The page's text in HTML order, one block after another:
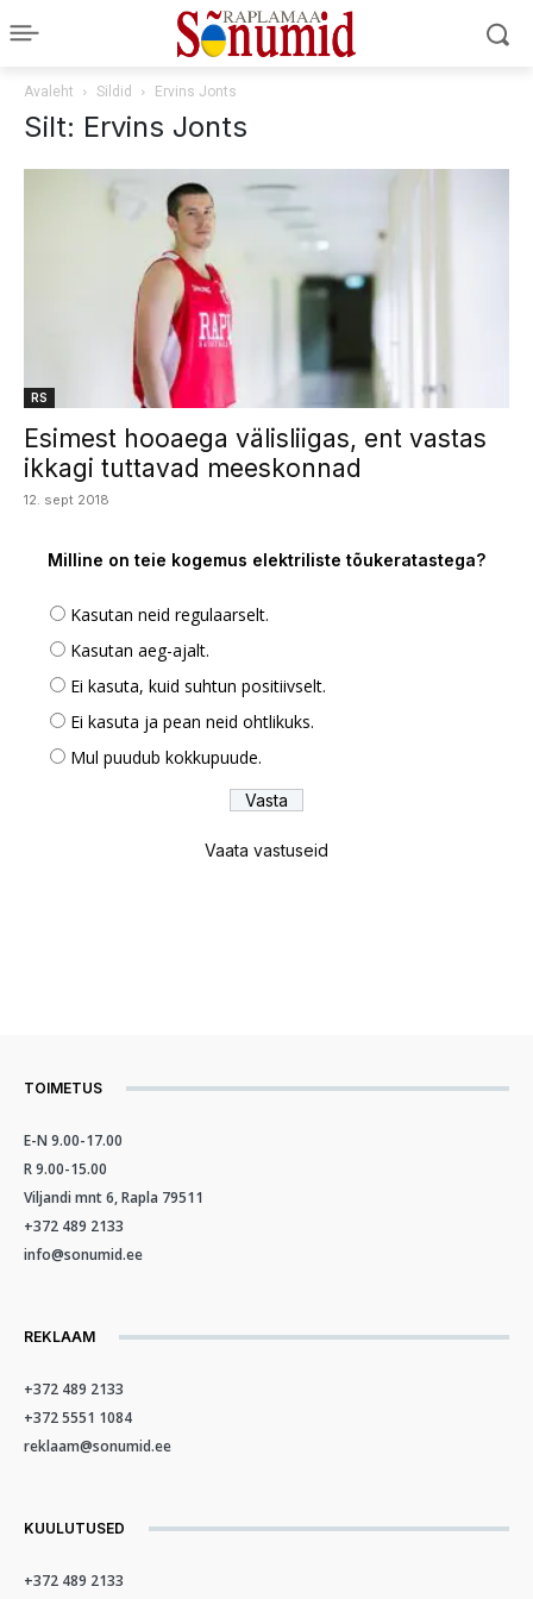
Avaleht Sildid Ervins Jonts
Silt: Ervins Jonts
RS
Esimest hooaega välisliigas, ent vastas
ikkagi tuttavad meeskonnad
12. sept 2018
Milline on teie kogemus elektriliste tõukeratastega?
Kasutan neid regulaarselt.
Kasutan aeg-ajalt.
Ei kasuta, kuid suhtun positiivselt.
Ei kasuta ja pean neid ohtlikuks.
Mul puudub kokkupuude.
Vaata vastuseid
TOIMETUS
E-N 9.00-17.00
R 9.00-15.00
Viljandi mnt 6, Rapla 79511
+372 489 2133
info@sonumid.ee
REKLAAM
+372 489 2133
+372 5551 1084
reklaam@sonumid.ee
KUULUTUSED
+372 489 2133